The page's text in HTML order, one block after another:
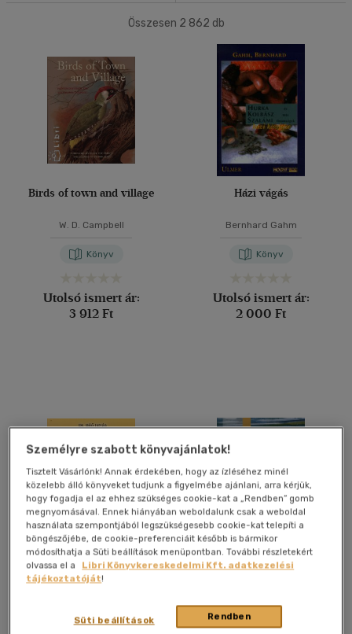
Gyermek(1)
3 - 6 év(1)
Ifjúsági (43)
10 - 14 év (36)
mind(4)
Gyermek és ifjúsági
Nyelv szerint
Román(1)
Vélemény szerint
(49)
(13)
(4)
(1)
(2794)
Összesen 2 862 db
Birds of town and village
W. D. Campbell
Könyv
Utolsó ismert ár:
3 912 Ft
Házi vágás
Bernhard Gahm
Könyv
Utolsó ismert ár:
2 000 Ft
Juhegészségügy
gazdáknak
Könyv
Hagyományos halászati
Könyv
Személyre szabott könyvajánlatok!
Tisztelt Vásárlónk! Annak érdekében, hogy az ízléséhez minél
közelebb álló könyveket tudjunk a figyelmébe ajánlani, arra kérjük,
hogy fogadja el az ehhez szükséges cookie-kat a „Rendben” gomb
megnyomásával. Ennek hiányában weboldalunk csak a weboldal
használata szempontjából legszükségesebb cookie-kat telepíti a
böngészőjébe, de cookie-preferenciáit később is bármikor
módosíthatja a Süti beállítások menüpontban. További részletekért
olvassa el a
Libri Könyvkereskedelmi Kft. adatkezelési
tájékoztatóját!
Rendben
Süti beállítások